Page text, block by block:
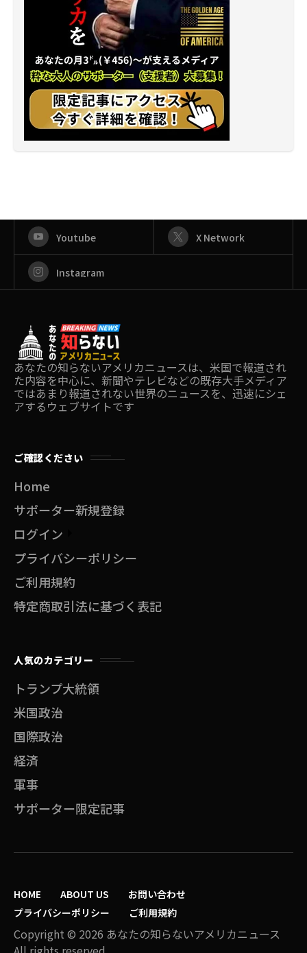
Youtube X Network
Instagram
あなたの知らないアメリカニュースは、米国で報道され
た内容を中心に、新聞やテレビなどの既存大手メディア
ではあまり報道されない世界のニュースを、迅速にシェ
アするウェブサイトです
ご確認ください
Home
サポーター新規登録
ログイン
プライバシーポリシー
ご利用規約
特定商取引法に基づく表記
人気のカテゴリー
トランプ大統領
米国政治
国際政治
経済
軍事
サポーター限定記事
HOME ABOUT US
お問い合わせ
プライバシーポリシー
ご利用規約
Copyright © 2026 あなたの知らないアメリカニュース